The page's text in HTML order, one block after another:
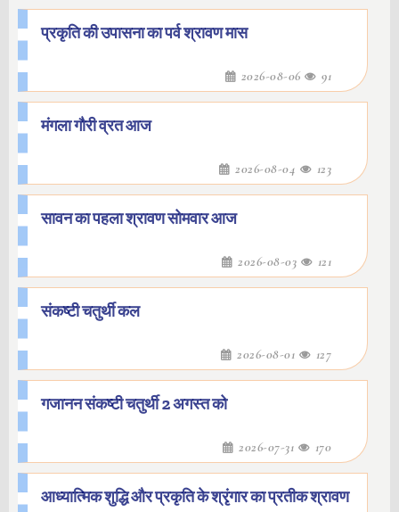
प्रकृति की उपासना का पर्व श्रावण मास
2026-08-06 91
मंगला गौरी व्रत आज
2026-08-04 123
सावन का पहला श्रावण सोमवार आज
2026-08-03 121
संकष्टी चतुर्थी कल
2026-08-01 127
गजानन संकष्टी चतुर्थी 2 अगस्त को
2026-07-31 170
आध्यात्मिक शुद्धि और प्रकृति के श्रृंगार का प्रतीक श्रावण